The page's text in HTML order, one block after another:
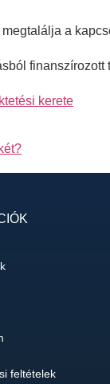
a
kerete
feltételek